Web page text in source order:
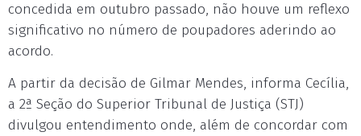
concedida em outubro passado, não houve um reflexo
significativo no número de poupadores aderindo ao
acordo.
A partir da decisão de Gilmar Mendes, informa Cecília,
a 2ª Seção do Superior Tribunal de Justiça (STJ)
divulgou entendimento onde, além de concordar com